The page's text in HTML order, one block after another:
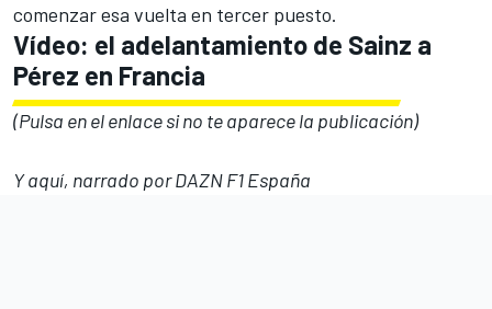
comenzar esa vuelta en tercer puesto.
Vídeo: el adelantamiento de Sainz a
Pérez en Francia
(Pulsa en el enlace si no te aparece la publicación)
Y aquí, narrado por DAZN F1 España